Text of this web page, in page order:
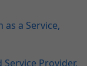
a Service,
Provider,